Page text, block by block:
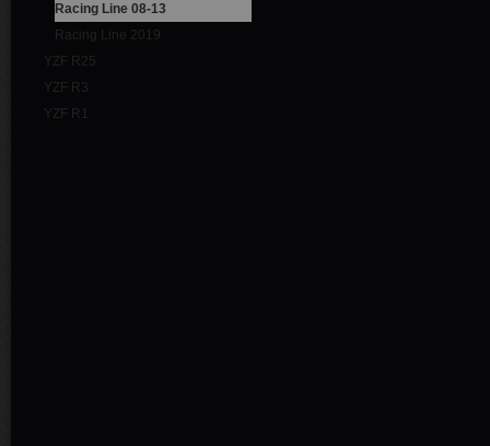
Racing Line 08-13
Racing Line 2019
YZF R25
YZF R3
YZF R1